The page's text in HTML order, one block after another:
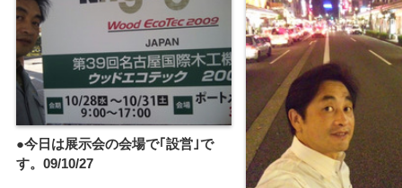
●今日は展示会の会場で｢設営｣で
す。09/10/27